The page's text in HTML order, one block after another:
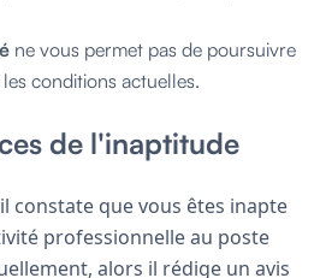
ne vous permet pas de poursuivre
conditions actuelles.
de l'inaptitude
constate que vous êtes inapte
professionnelle au poste
alors il rédige un avis